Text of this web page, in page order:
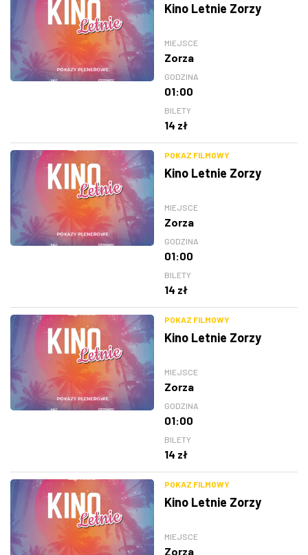
Kino Letnie Zorzy
MIEJSCE
Zorza
GODZINA
01:00
BILETY
14 zł
POKAZ FILMOWY
Kino Letnie Zorzy
MIEJSCE
Zorza
GODZINA
01:00
BILETY
14 zł
POKAZ FILMOWY
Kino Letnie Zorzy
MIEJSCE
Zorza
GODZINA
01:00
BILETY
14 zł
POKAZ FILMOWY
Kino Letnie Zorzy
MIEJSCE
Zorza